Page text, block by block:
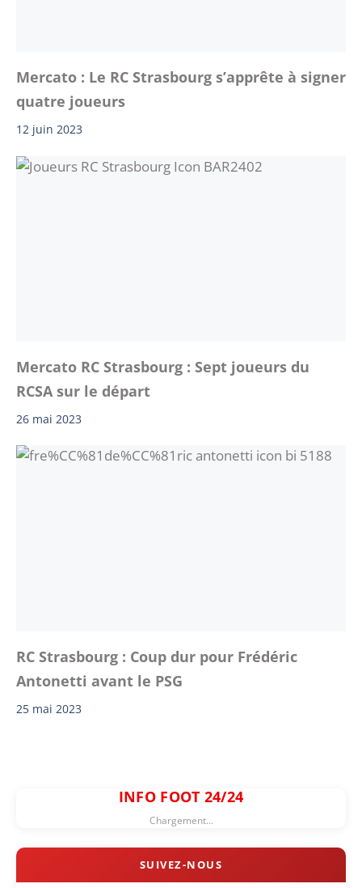
Mercato : Le RC Strasbourg s’apprête à signer
quatre joueurs
12 juin 2023
Mercato RC Strasbourg : Sept joueurs du
RCSA sur le départ
26 mai 2023
RC Strasbourg : Coup dur pour Frédéric
Antonetti avant le PSG
25 mai 2023
INFO FOOT 24/24
Chargement...